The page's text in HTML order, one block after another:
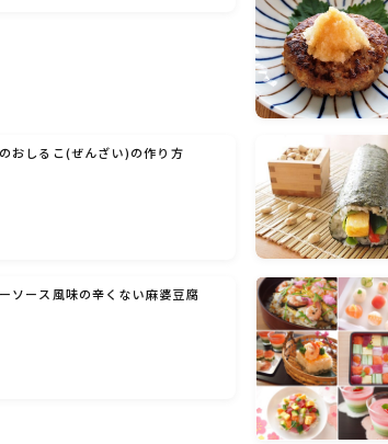
おしるこ(ぜんざい)の作り方
ソース風味の辛くない麻婆豆腐